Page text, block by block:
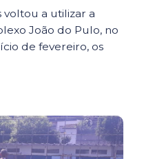
a utilizar a
João do Pulo, no
de fevereiro, os